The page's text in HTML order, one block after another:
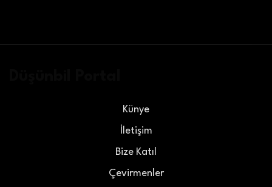
Künye
İletişim
Bize Katıl
Çevirmenler